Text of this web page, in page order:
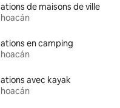
de maisons de ville
en camping
avec kayak